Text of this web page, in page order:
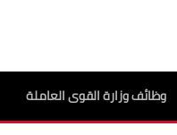
وظائف وزارة القوى العاملة